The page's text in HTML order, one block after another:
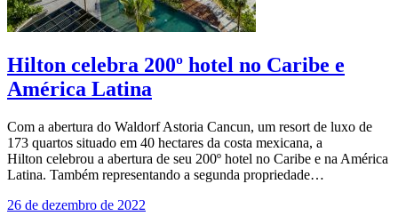
Hilton celebra 200º hotel no Caribe e
América Latina
Com a abertura do Waldorf Astoria Cancun, um resort de luxo de
173 quartos situado em 40 hectares da costa mexicana, a
Hilton celebrou a abertura de seu 200º hotel no Caribe e na América
Latina. Também representando a segunda propriedade…
26 de dezembro de 2022